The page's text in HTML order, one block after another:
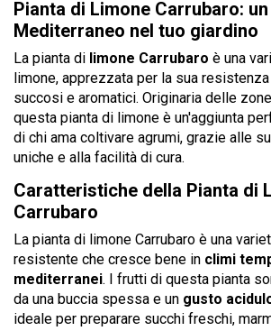
Pianta di Limone Carrubaro:
Mediterraneo nel tuo giardino
La pianta di limone Carrubaro è una
limone, apprezzata per la sua
succosi e aromatici. Originaria delle
questa pianta di limone è un'aggiunta
di chi ama coltivare agrumi, grazie alle
uniche e alla facilità di cura.
Caratteristiche della Pianta di
Carrubaro
La pianta di limone Carrubaro è una
resistente che cresce bene in climi
mediterranei. I frutti di questa pianta
da una buccia spessa e un gusto
ideale per preparare succhi freschi,